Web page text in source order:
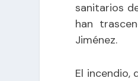
sanitarios
han
Jiménez.
El incendio,